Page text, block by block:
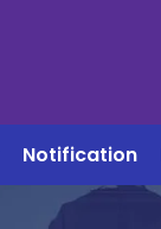
Notification